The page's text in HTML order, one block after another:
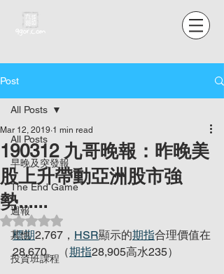
Post
All Posts
早晚及突發報
The End Game
週報
其他
投資班課程
All Posts
190312 九哥晚報：昨晚美
股上升帶動亞洲股市強
勢......
Mar 12, 2019 1 min read
Rated NaN out of 5 stars.
標期2,767， HSR顯示的期指合理價值在
28,670。（期指28,905高水235）